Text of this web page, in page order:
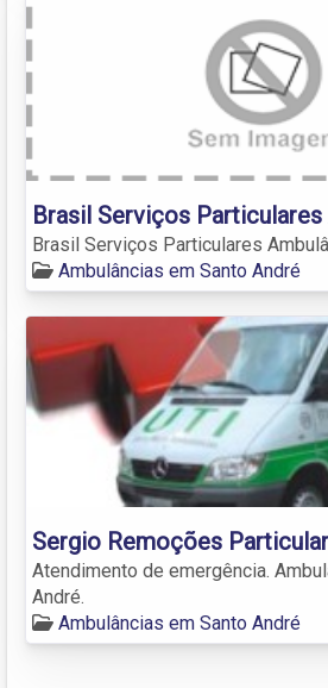
Brasil Serviços Particulares
Brasil Serviços Particulares
Ambulâncias em Santo André
Sergio Remoções
Atendimento de emergência.
André.
Ambulâncias em Santo André